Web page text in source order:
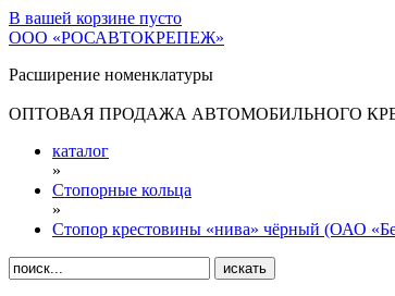
В вашей корзине пусто
ООО «РОСАВТОКРЕПЕЖ»
Расширение номенклатуры
ОПТОВАЯ ПРОДАЖА АВТОМОБИЛЬНОГО
каталог
»
Стопорные кольца
»
Стопор крестовины «нива» чёрный (ОАО